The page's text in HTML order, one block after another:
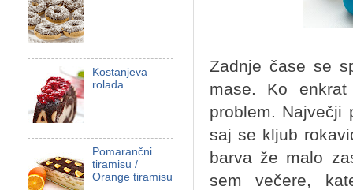
Zadnje čase se
mase. Ko
problem. Največji
saj se kljub
barva že malo
sem večere,
Kostanjeva
rolada
Pomarančni
tiramisu /
Orange tiramisu